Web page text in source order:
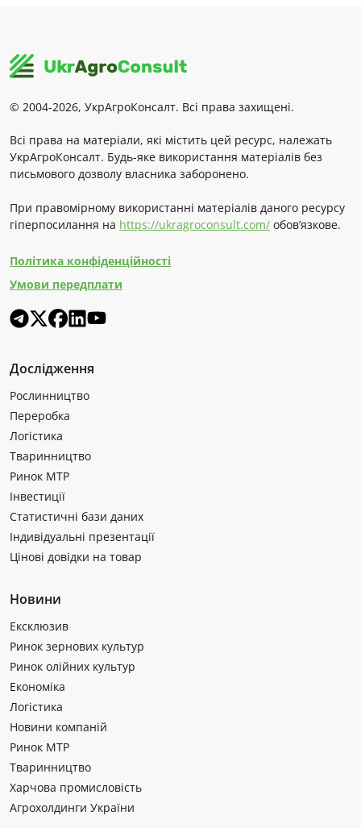
© 2004-2026, УкрАгроКонсалт. Всі права захищені.
Всі права на матеріали, які містить цей ресурс, належать
УкрАгроКонсалт. Будь-яке використання матеріалів без
письмового дозволу власника заборонено.
При правомірному використанні матеріалів даного ресурсу
гіперпосилання на https://ukragroconsult.com/ обов’язкове.
Політика конфіденційності
Умови передплати
Дослідження
Рослинництво
Переробка
Логістика
Тваринництво
Ринок МТР
Інвестиції
Статистичні бази даних
Індивідуальні презентації
Цінові довідки на товар
Новини
Ексклюзив
Ринок зернових культур
Ринок олійних культур
Економіка
Логістика
Новини компаній
Ринок МТР
Тваринництво
Харчова промисловість
Агрохолдинги України